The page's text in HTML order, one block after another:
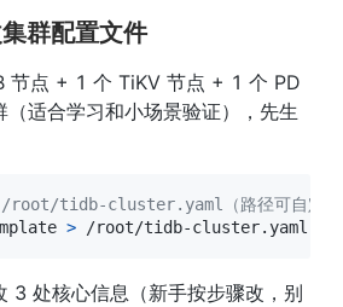
群配置文件
节点 + 1 个 TiKV 节点 + 1 个 PD
（适合学习和小场景验证），先生
/root/tidb-cluster.yaml（路径可自定义
> /root/tidb-cluster.yaml
3 处核心信息（新手按步骤改，别